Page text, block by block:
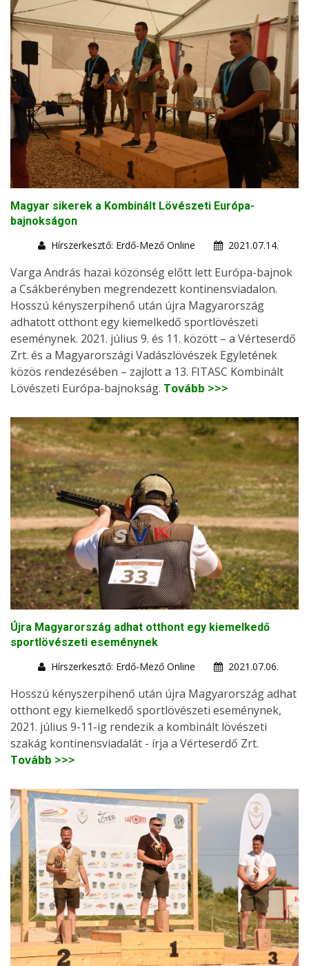
Magyar sikerek a Kombinált Lövészeti Európa-
bajnokságon
Hírszerkesztő: Erdő-Mező Online
2021.07.14.
Varga András hazai közönség előtt lett Európa-bajnok
a Csákberényben megrendezett kontinensviadalon.
Hosszú kényszerpihenő után újra Magyarország
adhatott otthont egy kiemelkedő sportlövészeti
eseménynek. 2021. július 9. és 11. között – a Vérteserdő
Zrt. és a Magyarországi Vadászlövészek Egyletének
közös rendezésében – zajlott a 13. FITASC Kombinált
Lövészeti Európa-bajnokság. Tovább >>>
Újra Magyarország adhat otthont egy kiemelkedő
sportlövészeti eseménynek
Hírszerkesztő: Erdő-Mező Online
2021.07.06.
Hosszú kényszerpihenő után újra Magyarország adhat
otthont egy kiemelkedő sportlövészeti eseménynek,
2021. július 9-11-ig rendezik a kombinált lövészeti
szakág kontinensviadalát - írja a Vérteserdő Zrt.
Tovább >>>